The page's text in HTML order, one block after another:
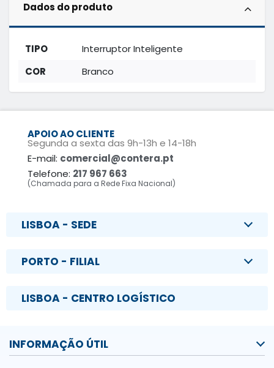
Dados do produto
TIPO
Interruptor Inteligente
COR
Branco
APOIO AO CLIENTE
Segunda a sexta das 9h-13h e 14-18h
E-mail: comercial@contera.pt
Telefone: 217 967 663
(Chamada para a Rede Fixa Nacional)
LISBOA - SEDE
PORTO - FILIAL
LISBOA - CENTRO LOGÍSTICO
INFORMAÇÃO ÚTIL